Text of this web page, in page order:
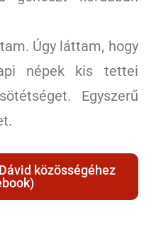
Úgy láttam, hogy
népek kis tettei
Egyszerű
közösségéhez